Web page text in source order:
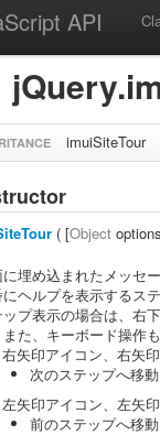
API
imuiSiteTour
( [Object
埋め込まれたメッセ
にヘルプを表示するス
ップ表示の場合は、右
た、キーボード操作
右矢印アイコン、右矢
次のステップへ移動
左矢印アイコン、左矢
前のステップへ移動